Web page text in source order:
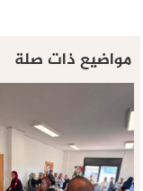
مواضيع ذات صلة